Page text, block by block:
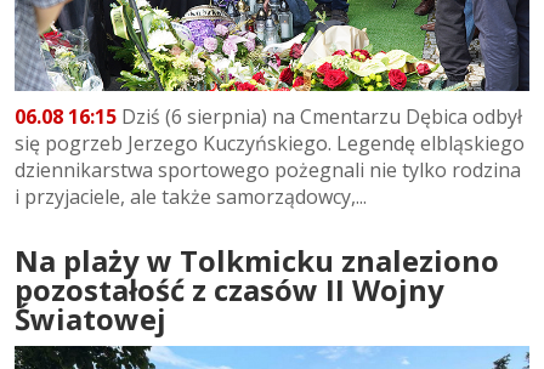
06.08 16:15 Dziś (6 sierpnia) na Cmentarzu Dębica odbył
się pogrzeb Jerzego Kuczyńskiego. Legendę elbląskiego
dziennikarstwa sportowego pożegnali nie tylko rodzina
i przyjaciele, ale także samorządowcy,...
Na plaży w Tolkmicku znaleziono
pozostałość z czasów II Wojny
Światowej